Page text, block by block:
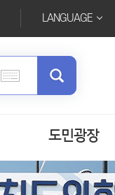
LANGUAGE
도민광장